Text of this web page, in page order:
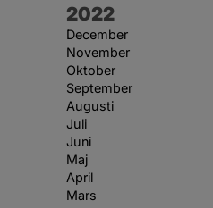
År:
2022
December
November
Oktober
September
Augusti
Juli
Juni
Maj
April
Mars